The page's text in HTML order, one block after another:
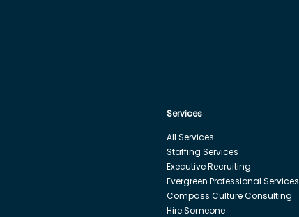
Services
All Services
Staffing Services
Executive Recruiting
Evergreen Professional Services
Compass Culture Consulting
Hire Someone